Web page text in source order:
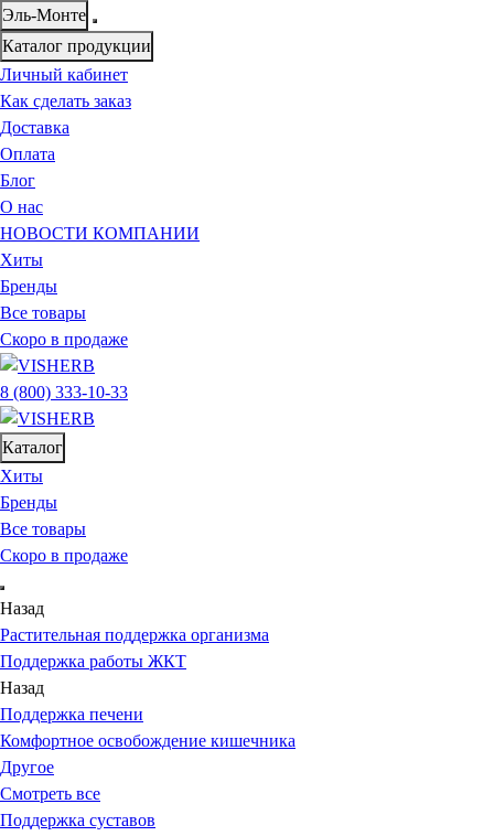
Эль-Монте
Каталог продукции
Личный кабинет
Как сделать заказ
Доставка
Оплата
Блог
О нас
НОВОСТИ КОМПАНИИ
Хиты
Бренды
Все товары
Скоро в продаже
8 (800) 333-10-33
Каталог
Хиты
Бренды
Все товары
Скоро в продаже
Назад
Растительная поддержка организма
Поддержка работы ЖКТ
Назад
Поддержка печени
Комфортное освобождение кишечника
Другое
Смотреть все
Поддержка суставов